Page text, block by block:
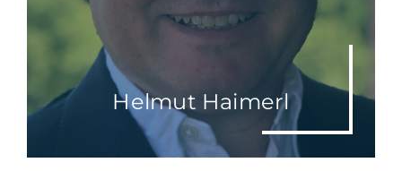
Helmut Haimerl